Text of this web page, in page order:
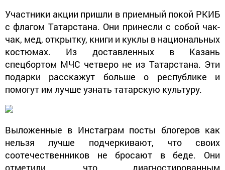
Участники акции пришли в приемный покой РКИБ
с флагом Татарстана. Они принесли с собой чак-
чак, мед, открытку, книги и куклы в национальных
костюмах. Из доставленных в Казань
спецбортом МЧС четверо не из Татарстана. Эти
подарки расскажут больше о республике и
помогут им лучше узнать татарскую культуру.
Выложенные в Инстаграм посты блогеров как
нельзя лучше подчеркивают, что своих
соотечественников не бросают в беде. Они
отметили, что диагностированным